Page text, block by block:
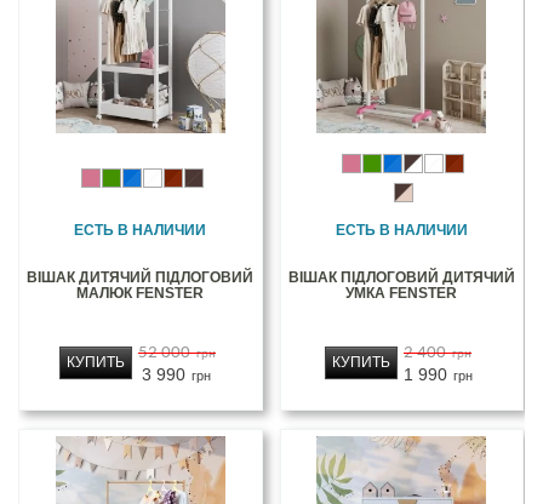
ЕСТЬ В НАЛИЧИИ
ВІШАК ДИТЯЧИЙ ПІДЛОГОВИЙ
МАЛЮК FENSTER
52 000 грн
3 990 грн
КУПИТЬ
ЕСТЬ В НАЛИЧИИ
ВІШАК ПІДЛОГОВИЙ ДИТЯЧИЙ
УМКА FENSTER
2 400 грн
1 990 грн
КУПИТЬ